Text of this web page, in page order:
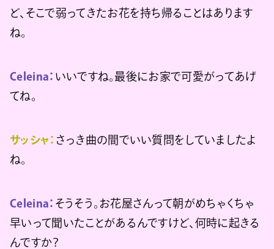
ど、そこで弱ってきたお花を持ち帰ることはあります
ね。
Celeina： いいですね。最後にお家で可愛がってあげ
てね。
サッシャ： さっき曲の間でいい質問をしていましたよ
ね。
Celeina： そうそう。お花屋さんって朝がめちゃくちゃ
早いって聞いたことがあるんですけど、何時に起きる
んですか？